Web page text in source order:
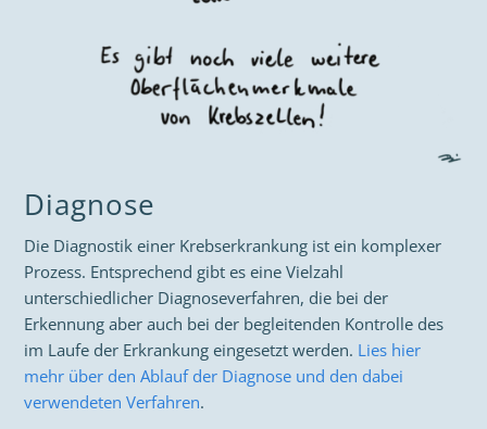
Diagnose
Die Diagnostik einer Krebserkrankung ist ein komplexer
Prozess. Entsprechend gibt es eine Vielzahl
unterschiedlicher Diagnoseverfahren, die bei der
Erkennung aber auch bei der begleitenden Kontrolle des
im Laufe der Erkrankung eingesetzt werden. Lies hier
mehr über den Ablauf der Diagnose und den dabei
verwendeten Verfahren.